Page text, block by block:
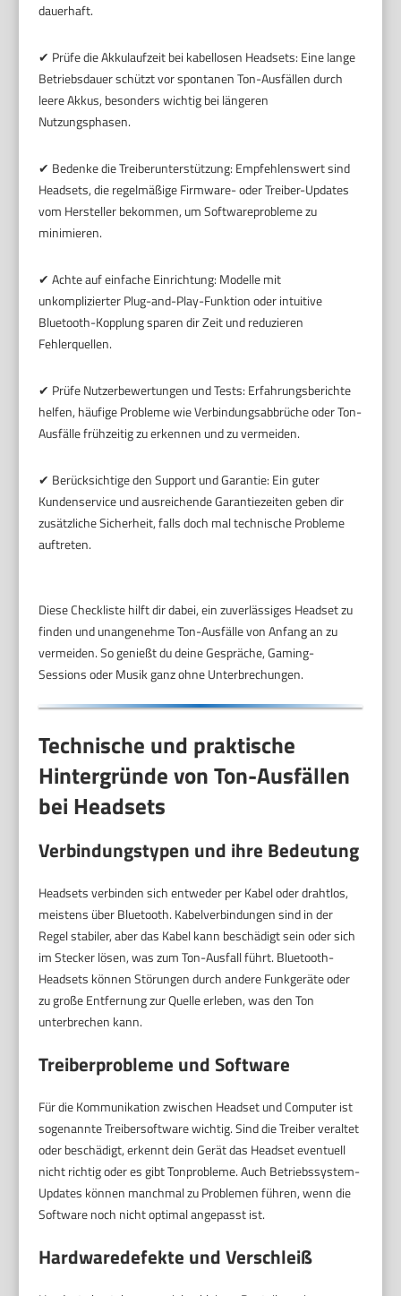
dauerhaft.
✔ Prüfe die Akkulaufzeit bei kabellosen Headsets: Eine lange
Betriebsdauer schützt vor spontanen Ton-Ausfällen durch
leere Akkus, besonders wichtig bei längeren
Nutzungsphasen.
✔ Bedenke die Treiberunterstützung: Empfehlenswert sind
Headsets, die regelmäßige Firmware- oder Treiber-Updates
vom Hersteller bekommen, um Softwareprobleme zu
minimieren.
✔ Achte auf einfache Einrichtung: Modelle mit
unkomplizierter Plug-and-Play-Funktion oder intuitive
Bluetooth-Kopplung sparen dir Zeit und reduzieren
Fehlerquellen.
✔ Prüfe Nutzerbewertungen und Tests: Erfahrungsberichte
helfen, häufige Probleme wie Verbindungsabbrüche oder Ton-
Ausfälle frühzeitig zu erkennen und zu vermeiden.
✔ Berücksichtige den Support und Garantie: Ein guter
Kundenservice und ausreichende Garantiezeiten geben dir
zusätzliche Sicherheit, falls doch mal technische Probleme
auftreten.
Diese Checkliste hilft dir dabei, ein zuverlässiges Headset zu
finden und unangenehme Ton-Ausfälle von Anfang an zu
vermeiden. So genießt du deine Gespräche, Gaming-
Sessions oder Musik ganz ohne Unterbrechungen.
Technische und praktische
Hintergründe von Ton-Ausfällen
bei Headsets
Verbindungstypen und ihre Bedeutung
Headsets verbinden sich entweder per Kabel oder drahtlos,
meistens über Bluetooth. Kabelverbindungen sind in der
Regel stabiler, aber das Kabel kann beschädigt sein oder sich
im Stecker lösen, was zum Ton-Ausfall führt. Bluetooth-
Headsets können Störungen durch andere Funkgeräte oder
zu große Entfernung zur Quelle erleben, was den Ton
unterbrechen kann.
Treiberprobleme und Software
Für die Kommunikation zwischen Headset und Computer ist
sogenannte Treibersoftware wichtig. Sind die Treiber veraltet
oder beschädigt, erkennt dein Gerät das Headset eventuell
nicht richtig oder es gibt Tonprobleme. Auch Betriebssystem-
Updates können manchmal zu Problemen führen, wenn die
Software noch nicht optimal angepasst ist.
Hardwaredefekte und Verschleiß